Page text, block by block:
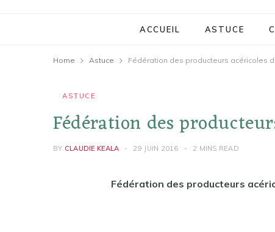
ACCUEIL ASTUCE
Home Astuce Fédération des producteurs acéricoles
ASTUCE
Fédération des
BY CLAUDIE KEALA 29 JUIN 2016 2 MINS READ
Fédération des producteurs